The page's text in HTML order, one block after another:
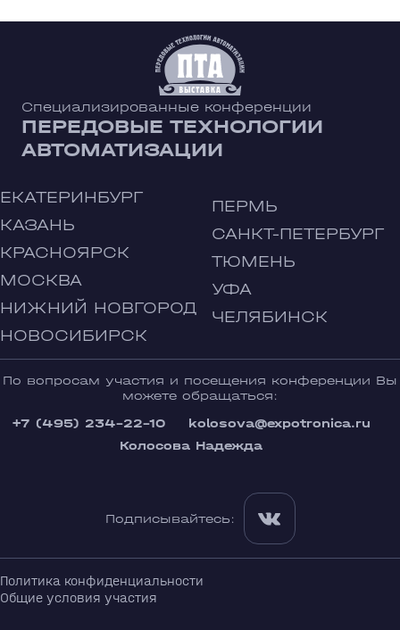
Специализированные конференции
ПЕРЕДОВЫЕ ТЕХНОЛОГИИ
АВТОМАТИЗАЦИИ
ЕКАТЕРИНБУРГ
КАЗАНЬ
КРАСНОЯРСК
МОСКВА
НИЖНИЙ НОВГОРОД
НОВОСИБИРСК
ПЕРМЬ
САНКТ-ПЕТЕРБУРГ
ТЮМЕНЬ
УФА
ЧЕЛЯБИНСК
По вопросам участия и посещения конференции Вы
можете обращаться:
+7 (495) 234-22-10
kolosova@expotronica.ru
Колосова Надежда
Подписывайтесь:
Политика конфиденциальности
Общие условия участия